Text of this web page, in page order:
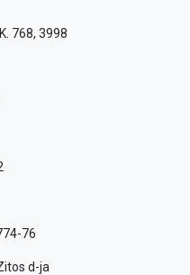
768, 3998
76
d-ja